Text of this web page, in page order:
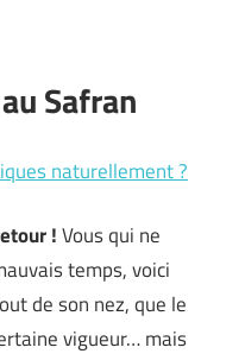
Safran
naturellement ?
!Vous qui ne
temps, voici
de son nez, que le
vigueur… mais